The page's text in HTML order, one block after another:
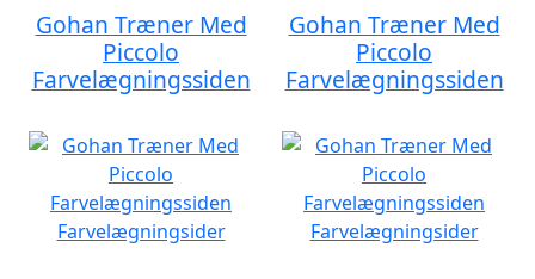
Gohan Træner Med
Piccolo
Farvelægningssiden
Gohan Træner Med
Piccolo
Farvelægningssiden